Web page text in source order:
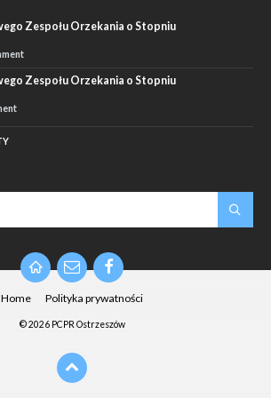
Zespołu Orzekania o Stopniu
Zespołu Orzekania o Stopniu
EmailFacebook
Home Polityka prywatności
© 2026 PCPR Ostrzeszów